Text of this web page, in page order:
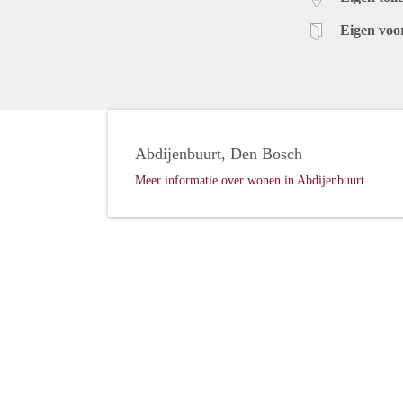
Eigen
Abdijenbuurt, Den Bosch
Meer informatie over wonen in Abdijenbuurt